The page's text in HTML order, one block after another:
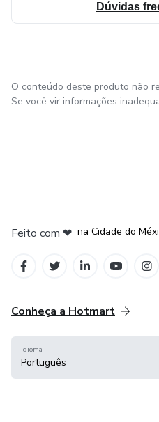
Dúvidas
O conteúdo deste produto não
Se você vir informações
Feito com ❤ na Cidade do
Conheça a Hotmart
Idioma
Português